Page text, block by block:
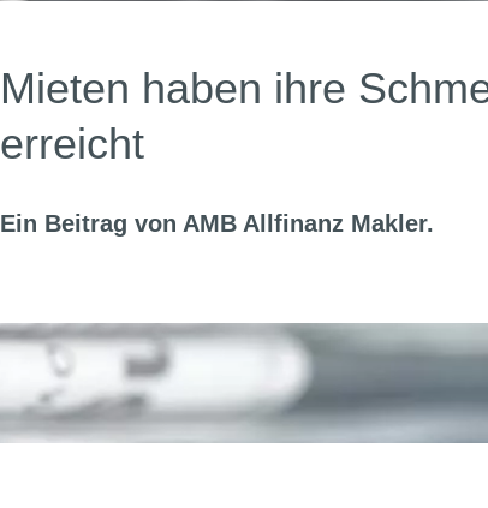
Mieten haben ihre
erreicht
Ein Beitrag von AMB Allfinanz Makler.